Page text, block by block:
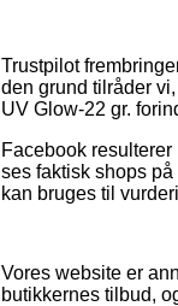
Trustpilot
den grund tilråder
UV Glow-22 gr.
Facebook
ses faktisk shops
kan bruges til
Vores website er
butikkernes tilbud,